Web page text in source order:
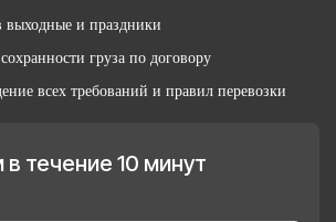
выходные и праздники
груза по договору
всех требований и правил перевозки
течение 10 минут